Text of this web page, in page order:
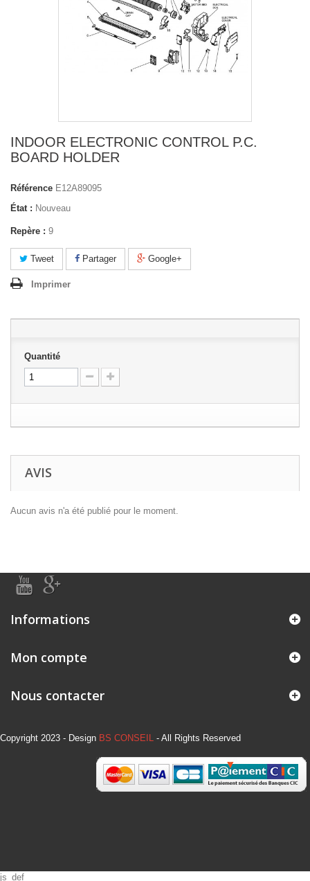
INDOOR ELECTRONIC CONTROL P.C.
BOARD HOLDER
Référence E12A89095
État : Nouveau
Repère : 9
Tweet Partager Google+
Imprimer
Quantité
AVIS
Aucun avis n'a été publié pour le moment.
Informations
Mon compte
Nous contacter
Copyright 2023 - Design BS CONSEIL - All Rights Reserved
js_def